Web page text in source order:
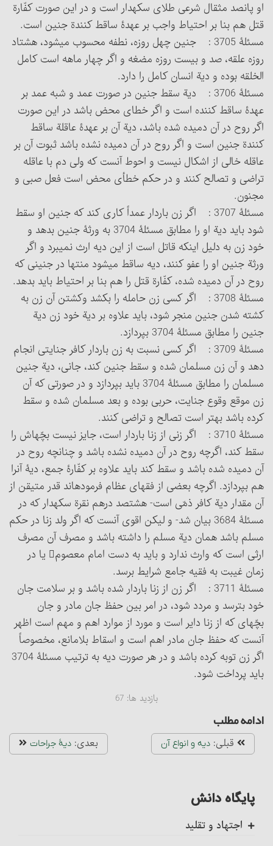
او پانصد مثقال شرعی طلای سکه‎دار است و در این صورت کفّارة
قتل هم بنا بر احتیاط واجب بر عهدۀ ساقط کنندة جنین است.
مسئلۀ 3705 : جنین چهل روزه، نطفه محسوب می‎شود، هشتاد
روزه علقه، صد و بیست روزه مضغه و اگر چهار ماهه است کامل
الخلقه بوده و دیة انسان کامل را دارد.
مسئلۀ 3706 : دیة سقط جنین در صورت عمد و شبه عمد بر
عهدۀ ساقط کننده است و اگر خطای محض باشد در این صورت
اگر روح در آن دمیده شده باشد، دیة آن بر عهدۀ عاقلة ساقط
کنندة جنین است و اگر روح در آن دمیده نشده باشد ثبوت آن بر
عاقله خالی از اشکال نیست و احوط آنست که ولی دم با عاقله
تراضی و تصالح کنند و در حکم خطأی محض است فعل صبی و
مجنون.
مسئلۀ 3707 : اگر زن باردار عمداً کاری کند که جنین او سقط
شود باید دیة او را مطابق مسئلۀ 3704 به ورثۀ جنین بدهد و
خود زن به دلیل اینکه قاتل است از این دیه ارث نمی‏برد و اگر
ورثة جنین او را عفو کنند، دیه ساقط می‏شود منتها در جنینی که
روح در آن دمیده شده، کفّارة قتل را هم بنا بر احتیاط باید بدهد.
مسئلۀ 3708 : اگر کسی زن حامله را بکشد وکشتن آن زن به
کشته شدن جنین منجر شود، باید علاوه بر دیة خود زن دیة
جنین را مطابق مسئلۀ 3704 بپردازد.
مسئلۀ 3709 : اگر کسی نسبت به زن باردار کافر جنایتی انجام
دهد و آن زن مسلمان شده و سقط جنین کند، جانی، دیة جنین
مسلمان را مطابق مسئلۀ ‏3704 باید بپردازد و در صورتی که آن
زن موقع وقوع جنایت، حربی بوده و بعد مسلمان شده و سقط
کرده باشد بهتر است تصالح و تراضی کنند.
مسئلۀ 3710 : اگر زنی از زنا باردار است، جایز نیست بچّه‏اش را
سقط کند، اگرچه روح در آن دمیده نشده باشد و چنانچه روح در
آن دمیده شده باشد و سقط کند باید علاوه بر کفّارۀ جمع، دیۀ آن‎را
هم بپردازد. اگرچه بعضی از فقهای عظام فرموده‏اند قدر متیقن از
آن مقدار دیة کافر ذمّی است- هشتصد درهم نقرة سکه‎دار که در
مسئلۀ 3684 بیان شد- و لیکن اقوی‏ آنست که اگر ولد زنا در حکم
مسلم باشد همان دیة مسلم را داشته باشد و مصرف آن مصرف
ارثی است که وارث ندارد و باید به دست امام معصوم‏ یا در
زمان غیبت به فقیه جامع شرایط برسد.
مسئلۀ 3711 : اگر زن از زنا باردار شده باشد و بر سلامت جان
خود بترسد و مردد شود، در امر بین حفظ جان مادر و جان
بچّه‏ای که از زنا دایر است و مورد از موارد اهم و مهم است اظهر
آنست که حفظ جان مادر اهم است و اسقاط بلامانع، مخصوصاً
اگر زن توبه کرده باشد و در هر صورت دیه به ترتیب مسئلۀ 3704
باید پرداخت شود.
بازدید ها: 67
ادامه مطلب
قبلی: دیه و انواع آن‏ بعدی: دیۀ جراحات‏
پایگاه دانش
اجتهاد و تقلید